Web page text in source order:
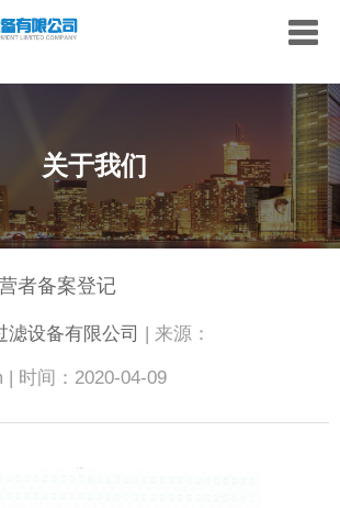
关于我们
者备案登记
滤设备有限公司 | 来源：
| 时间：2020-04-09